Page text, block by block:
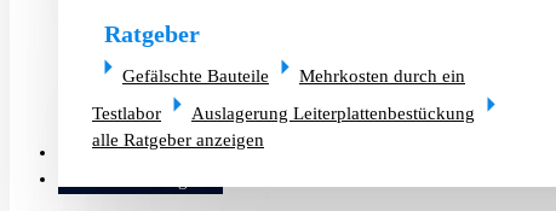
Ratgeber
Gefälschte Bauteile
Mehrkosten durch ein
Testlabor
Auslagerung Leiterplattenbestückung
alle Ratgeber anzeigen
Altlager verkaufen